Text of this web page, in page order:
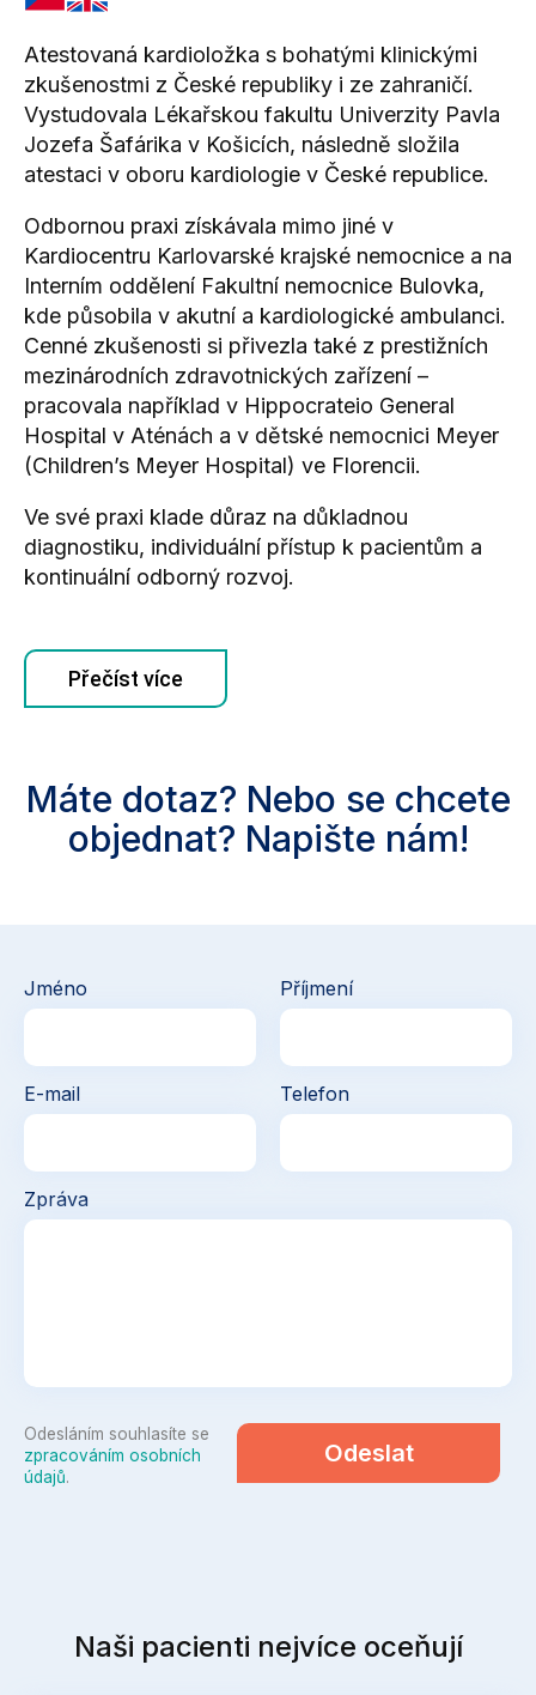
Atestovaná kardioložka s bohatými klinickými
zkušenostmi z České republiky i ze zahraničí.
Vystudovala Lékařskou fakultu Univerzity Pavla
Jozefa Šafárika v Košicích, následně složila
atestaci v oboru kardiologie v České republice.
Odbornou praxi získávala mimo jiné v
Kardiocentru Karlovarské krajské nemocnice a na
Interním oddělení Fakultní nemocnice Bulovka,
kde působila v akutní a kardiologické ambulanci.
Cenné zkušenosti si přivezla také z prestižních
mezinárodních zdravotnických zařízení –
pracovala například v Hippocrateio General
Hospital v Aténách a v dětské nemocnici Meyer
(Children’s Meyer Hospital) ve Florencii.
Ve své praxi klade důraz na důkladnou
diagnostiku, individuální přístup k pacientům a
kontinuální odborný rozvoj.
Přečíst více
Máte dotaz? Nebo se chcete
objednat? Napište nám!
Naši pacienti nejvíce oceňují
Jméno Příjmení
E-mail Telefon
Zpráva
Odesláním souhlasíte se
zpracováním osobních
údajů.
Odeslat